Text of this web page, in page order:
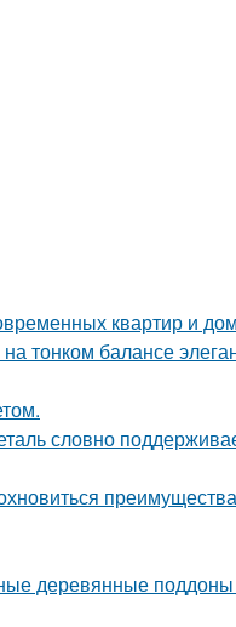
квартир и
тонком балансе
словно
деревянные